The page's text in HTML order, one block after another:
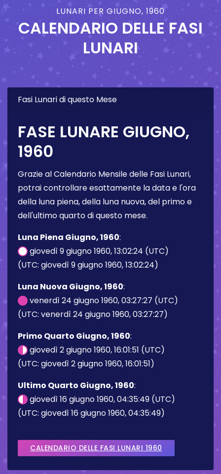
LUNARI PER GIUGNO, 1960
CALENDARIO DELLE FASI
LUNARI
Fasi Lunari di questo Mese
FASE LUNARE GIUGNO,
1960
Grazie al Calendario Mensile delle Fasi Lunari,
potrai controllare esattamente la data e l'ora
della luna piena, della luna nuova, del primo e
dell'ultimo quarto di questo mese.
Luna Piena Giugno, 1960:
giovedì 9 giugno 1960, 13:02:24 (UTC)
(UTC: giovedì 9 giugno 1960, 13:02:24)
Luna Nuova Giugno, 1960:
venerdì 24 giugno 1960, 03:27:27 (UTC)
(UTC: venerdì 24 giugno 1960, 03:27:27)
Primo Quarto Giugno, 1960:
giovedì 2 giugno 1960, 16:01:51 (UTC)
(UTC: giovedì 2 giugno 1960, 16:01:51)
Ultimo Quarto Giugno, 1960:
giovedì 16 giugno 1960, 04:35:49 (UTC)
(UTC: giovedì 16 giugno 1960, 04:35:49)
CALENDARIO DELLE FASI LUNARI 1960